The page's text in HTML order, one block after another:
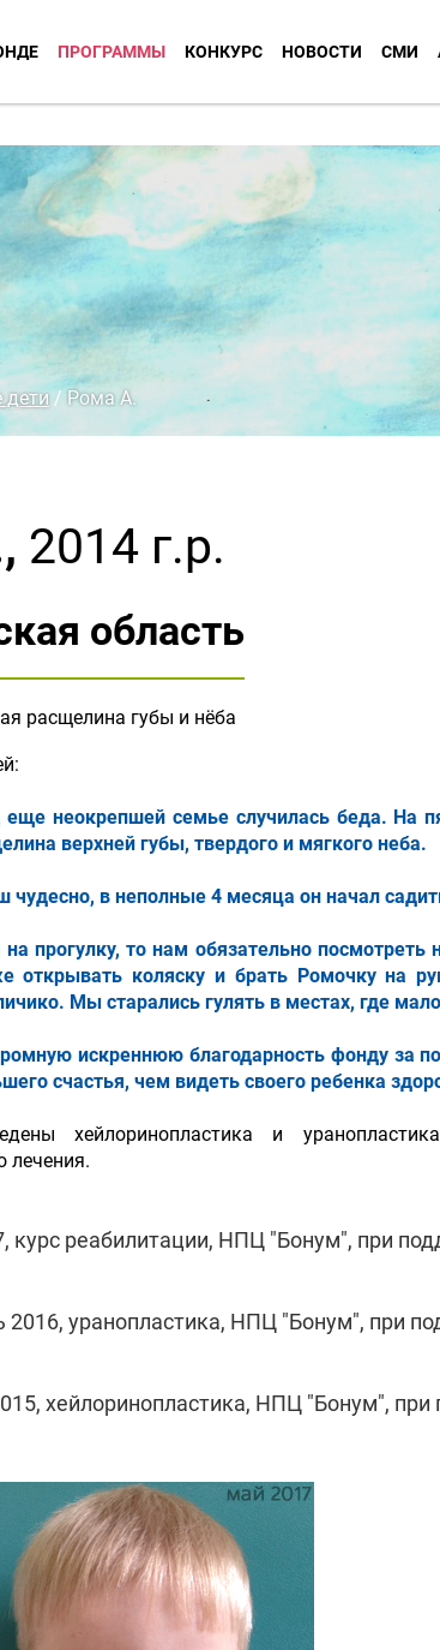
ПРОГРАММЫ КОНКУРС НОВОСТИ СМИ
дети/Рома А.
2014 г.р.
область
расщелина губы и нёба
неокрепшей семье случилась беда. На
верхней губы, твердого и мягкого неба.
в неполные 4 месяца он начал
прогулку, то нам обязательно
открывать коляску и брать Ромочку на
Мы старались гулять в местах, где
искреннюю благодарность фонду
счастья, чем видеть своего ребенка
хейлоринопластика и
лечения.
курс реабилитации, НПЦ "Бонум", при
2016, уранопластика, НПЦ "Бонум", при
хейлоринопластика, НПЦ "Бонум",